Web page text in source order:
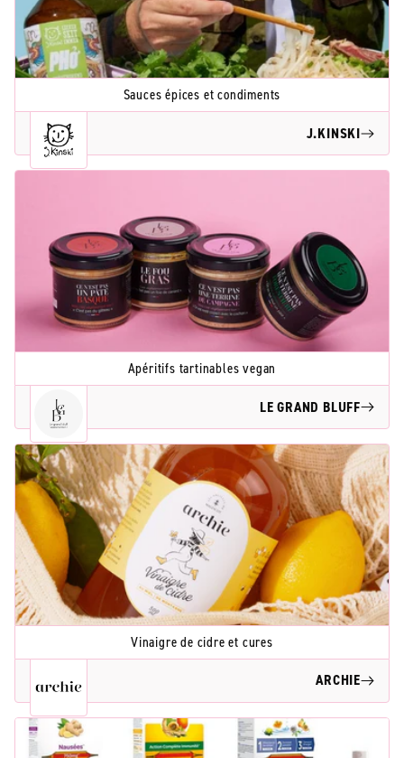
Sauces épices et condiments
J.KINSKI
Apéritifs tartinables vegan
LE GRAND BLUFF
Vinaigre de cidre et cures
ARCHIE